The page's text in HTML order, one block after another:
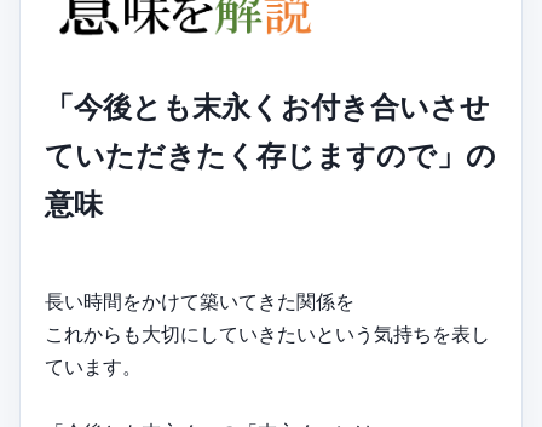
「今後とも末永くお付き合いさせ
ていただきたく存じますので」の
意味
長い時間をかけて築いてきた関係を
これからも大切にしていきたいという気持ちを表し
ています。